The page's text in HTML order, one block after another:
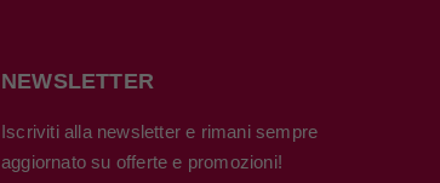
NEWSLETTER
Iscriviti alla newsletter e rimani sempre
aggiornato su offerte e promozioni!